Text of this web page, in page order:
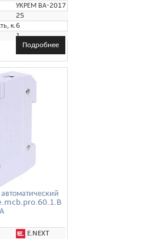
УКРЕМ ВА-2017
25
кА:
6
1
Подробнее
E.NEXT